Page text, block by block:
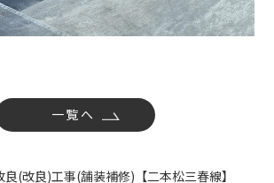
一覧へ
(改良)工事(舗装補修)【二本松三春線】